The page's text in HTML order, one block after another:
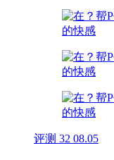
评测 32 08.05